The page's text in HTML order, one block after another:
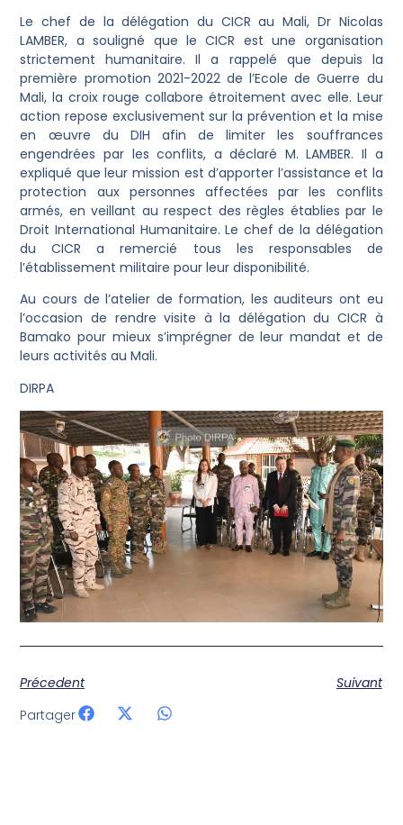
Le chef de la délégation du CICR au Mali, Dr Nicolas
LAMBER, a souligné que le CICR est une organisation
strictement humanitaire. Il a rappelé que depuis la
première promotion 2021-2022 de l’Ecole de Guerre du
Mali, la croix rouge collabore étroitement avec elle. Leur
action repose exclusivement sur la prévention et la mise
en œuvre du DIH afin de limiter les souffrances
engendrées par les conflits, a déclaré M. LAMBER. Il a
expliqué que leur mission est d’apporter l’assistance et la
protection aux personnes affectées par les conflits
armés, en veillant au respect des règles établies par le
Droit International Humanitaire. Le chef de la délégation
du CICR a remercié tous les responsables de
l’établissement militaire pour leur disponibilité.
Au cours de l’atelier de formation, les auditeurs ont eu
l’occasion de rendre visite à la délégation du CICR à
Bamako pour mieux s’imprégner de leur mandat et de
leurs activités au Mali.
DIRPA
Précedent
Suivant
Partager